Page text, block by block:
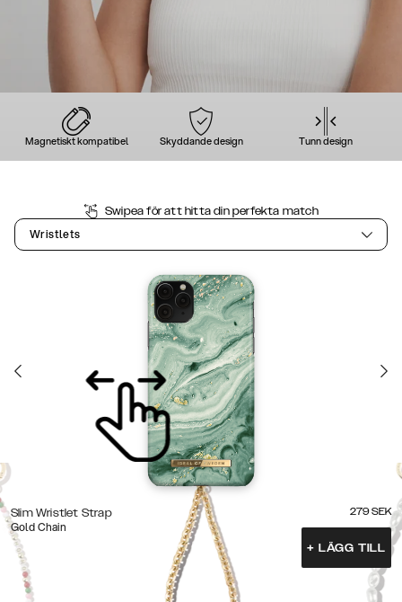
Magnetiskt kompatibel Skyddande design Tunn design
Swipea för att hitta din perfekta match
Wristlets
Slim Wristlet Strap
Gold Chain
279 SEK
+ LÄGG TILL